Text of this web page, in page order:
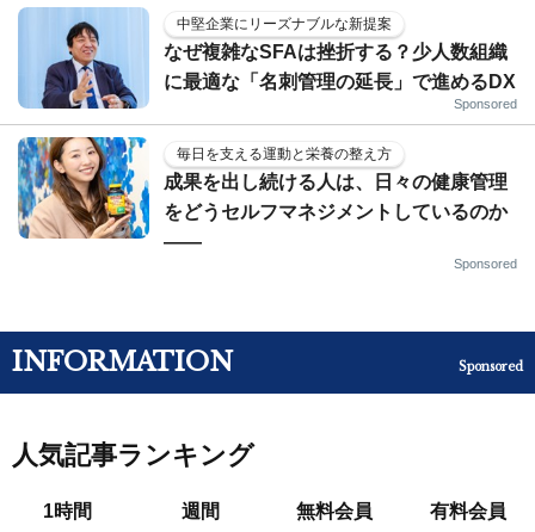
中堅企業にリーズナブルな新提案
なぜ複雑なSFAは挫折する？少人数組織
に最適な「名刺管理の延長」で進めるDX
Sponsored
毎日を支える運動と栄養の整え方
成果を出し続ける人は、日々の健康管理
をどうセルフマネジメントしているのか
——
Sponsored
INFORMATION Sponsored
人気記事ランキング
1時間 週間 無料会員 有料会員